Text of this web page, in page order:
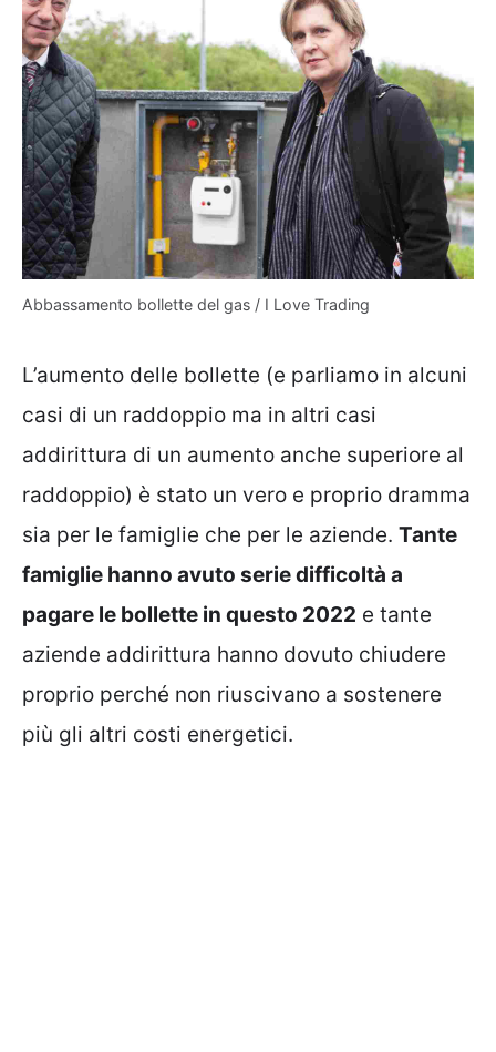
Abbassamento bollette del gas / I Love Trading
L’aumento delle bollette (e parliamo in alcuni
casi di un raddoppio ma in altri casi
addirittura di un aumento anche superiore al
raddoppio) è stato un vero e proprio dramma
sia per le famiglie che per le aziende. Tante
famiglie hanno avuto serie difficoltà a
pagare le bollette in questo 2022 e tante
aziende addirittura hanno dovuto chiudere
proprio perché non riuscivano a sostenere
più gli altri costi energetici.